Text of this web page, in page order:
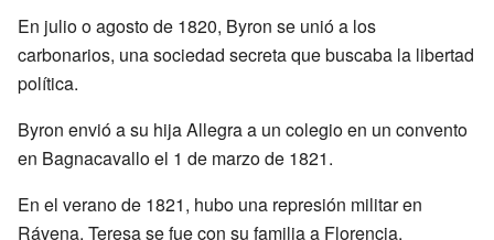
En julio o agosto de 1820, Byron se unió a los
carbonarios, una sociedad secreta que buscaba la libertad
política.
Byron envió a su hija Allegra a un colegio en un convento
en Bagnacavallo el 1 de marzo de 1821.
En el verano de 1821, hubo una represión militar en
Rávena. Teresa se fue con su familia a Florencia.